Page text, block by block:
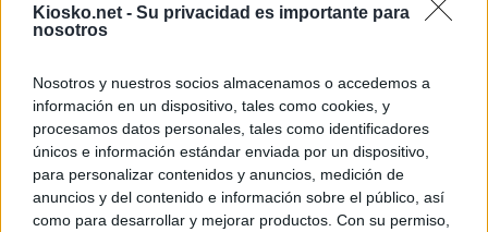
Kiosko.net - Su privacidad es importante para
nosotros
Nosotros y nuestros socios almacenamos o accedemos a
información en un dispositivo, tales como cookies, y
procesamos datos personales, tales como identificadores
únicos e información estándar enviada por un dispositivo,
para personalizar contenidos y anuncios, medición de
anuncios y del contenido e información sobre el público, así
como para desarrollar y mejorar productos. Con su permiso,